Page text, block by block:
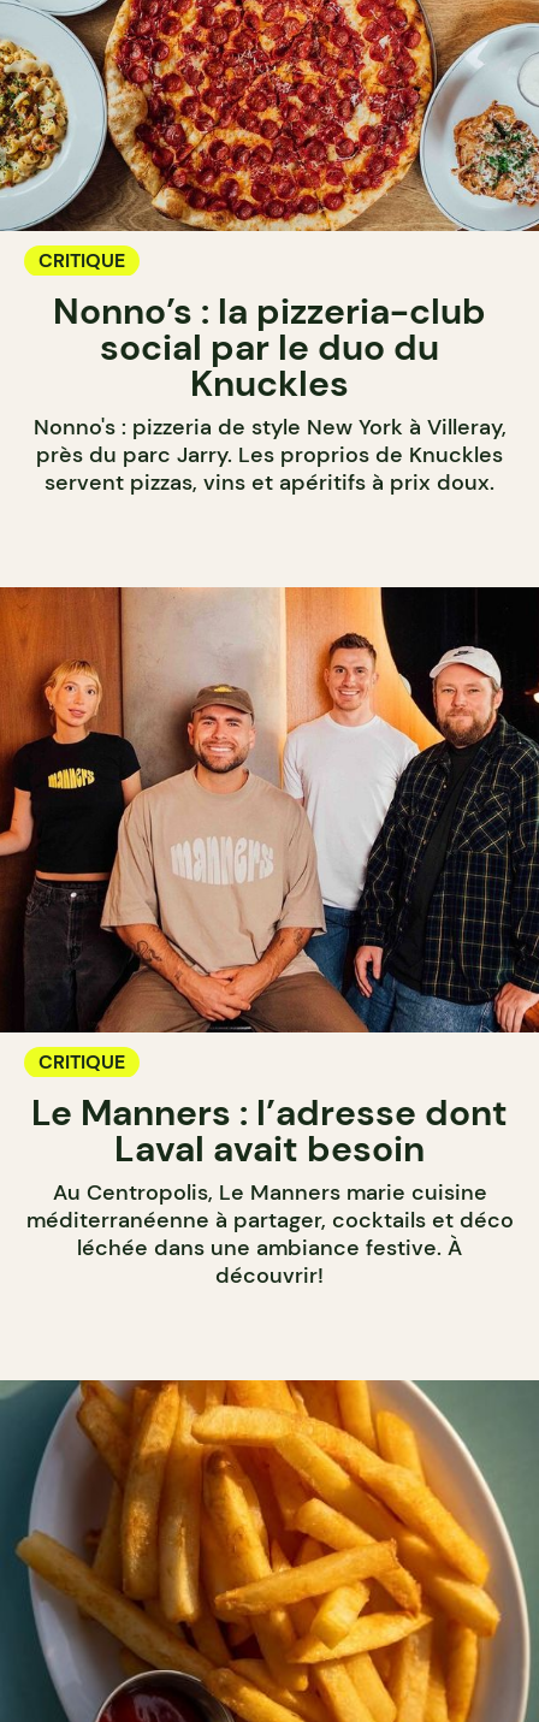
CRITIQUE
Nonno’s : la pizzeria-club
social par le duo du
Knuckles
Nonno's : pizzeria de style New York à Villeray,
près du parc Jarry. Les proprios de Knuckles
servent pizzas, vins et apéritifs à prix doux.
CRITIQUE
Le Manners : l’adresse dont
Laval avait besoin
Au Centropolis, Le Manners marie cuisine
méditerranéenne à partager, cocktails et déco
léchée dans une ambiance festive. À
découvrir!